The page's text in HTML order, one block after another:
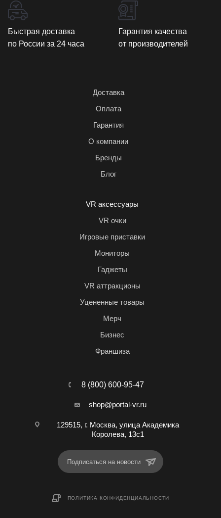
Быстрая доставка
по России за 24 часа
Гарантия качества
от производителей
Доставка
Оплата
Гарантия
О компании
Бренды
Блог
VR аксессуары
VR очки
Игровые приставки
Мониторы
Гаджеты
VR аттракционы
Уцененные товары
Мерч
Бизнес
Франшиза
8 (800) 600-95-47
shop@portal-vr.ru
129515, г. Москва, улица Академика
Королева, 13с1
Подписаться на новости
ПОЛИТИКА КОНФИДЕНЦИАЛЬНОСТИ